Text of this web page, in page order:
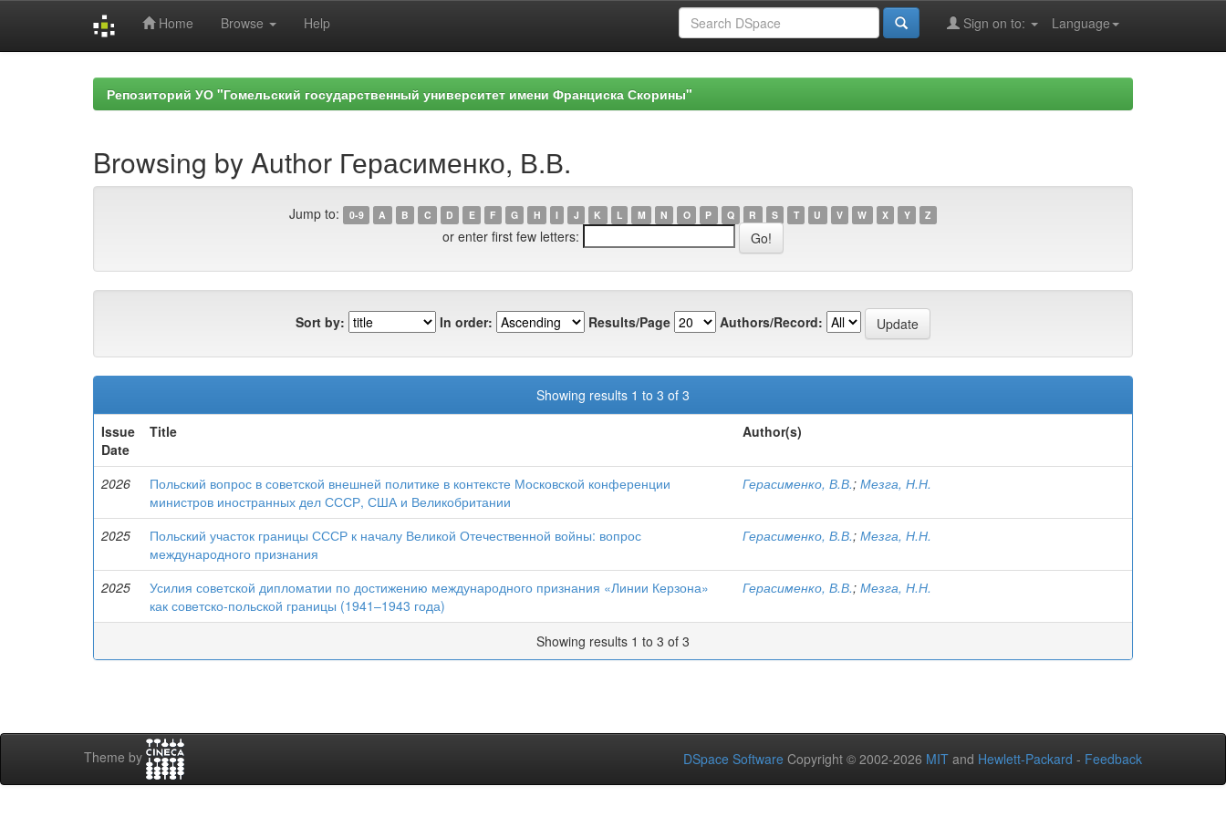
Home Browse Help Language
Sign on to:
Репозиторий УО "Гомельский государственный университет имени Франциска Скорины"
Browsing by Author Герасименко, В.В.
Jump to: 0-9 A B C D E F G H I J K L M N O P Q R S T U V W X Y Z
or enter first few letters:
Sort by: In order: Results/Page Authors/Record:
Showing results 1 to 3 of 3
Issue
Date
Title Author(s)
2026
Польский вопрос в советской внешней политике в контексте Московской конференции
министров иностранных дел СССР, США и Великобритании
Герасименко, В.В.; Мезга, Н.Н.
2025
Польский участок границы СССР к началу Великой Отечественной войны: вопрос
международного признания
Герасименко, В.В.; Мезга, Н.Н.
2025
Усилия советской дипломатии по достижению международного признания «Линии Керзона»
как советско-польской границы (1941–1943 года)
Герасименко, В.В.; Мезга, Н.Н.
Showing results 1 to 3 of 3
Theme by DSpace Software Copyright © 2002-2026 MIT and Hewlett-Packard - Feedback